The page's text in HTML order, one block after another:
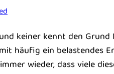
keiner kennt den
häufig ein belastendes
wieder, dass viele